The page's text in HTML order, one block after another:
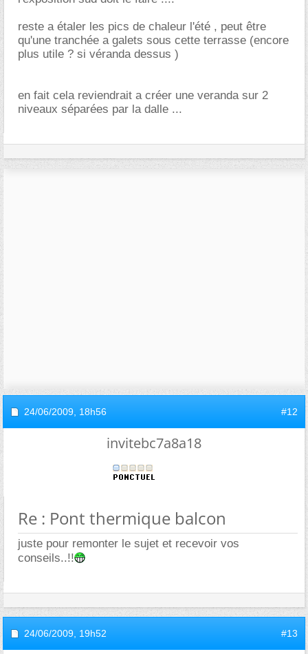
reste a étaler les pics de chaleur l'été , peut être
qu'une tranchée a galets sous cette terrasse (encore
plus utile ? si véranda dessus )
en fait cela reviendrait a créer une veranda sur 2
niveaux séparées par la dalle ...
24/06/2009, 18h56 #12
invitebc7a8a18
Re : Pont thermique balcon
juste pour remonter le sujet et recevoir vos
conseils..!!
24/06/2009, 19h52 #13